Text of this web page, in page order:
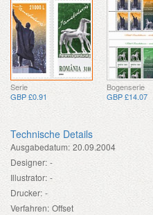
Serie
GBP £0.91
Bogenserie
GBP £14.07
Technische Details
Ausgabedatum: 20.09.2004
Designer: -
Illustrator: -
Drucker: -
Verfahren: Offset